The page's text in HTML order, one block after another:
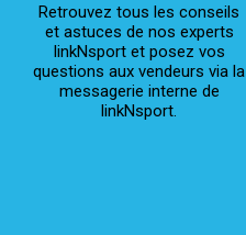
Retrouvez tous les conseils
et astuces de nos experts
linkNsport et posez vos
questions aux vendeurs via la
messagerie interne de
linkNsport.